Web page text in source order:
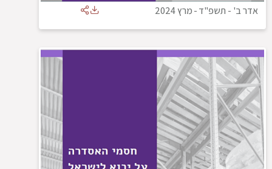
אדר ב' - תשפ"ד-מרץ 2024